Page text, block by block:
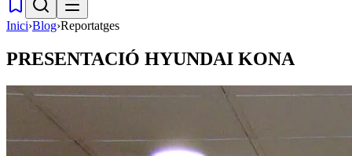
Inici›Blog›Reportatges
PRESENTACIÓ HYUNDAI KONA